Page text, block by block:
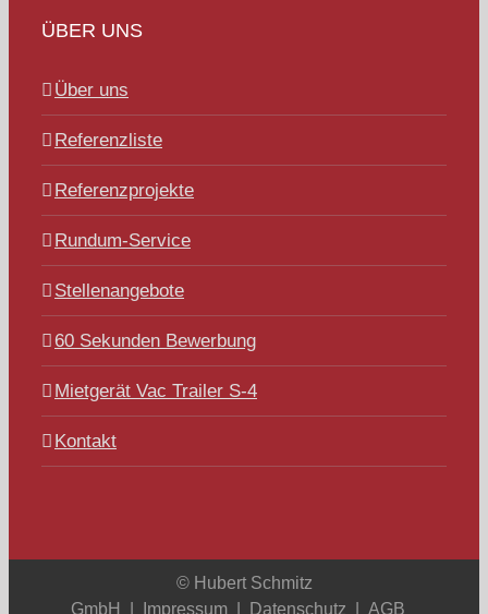
ÜBER UNS
Über uns
Referenzliste
Referenzprojekte
Rundum-Service
Stellenangebote
60 Sekunden Bewerbung
Mietgerät Vac Trailer S-4
Kontakt
© Hubert Schmitz
GmbH |
Impressum| Datenschutz AGB